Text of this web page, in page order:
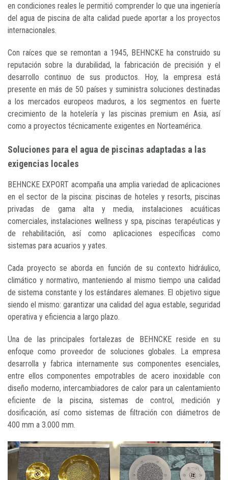
en condiciones reales le permitió comprender lo que una ingeniería
del agua de piscina de alta calidad puede aportar a los proyectos
internacionales.
Con raíces que se remontan a 1945, BEHNCKE ha construido su
reputación sobre la durabilidad, la fabricación de precisión y el
desarrollo continuo de sus productos. Hoy, la empresa está
presente en más de 50 países y suministra soluciones destinadas
a los mercados europeos maduros, a los segmentos en fuerte
crecimiento de la hotelería y las piscinas premium en Asia, así
como a proyectos técnicamente exigentes en Norteamérica.
Soluciones para el agua de piscinas adaptadas a las
exigencias locales
BEHNCKE EXPORT acompaña una amplia variedad de aplicaciones
en el sector de la piscina: piscinas de hoteles y resorts, piscinas
privadas de gama alta y media, instalaciones acuáticas
comerciales, instalaciones wellness y spa, piscinas terapéuticas y
de rehabilitación, así como aplicaciones específicas como
sistemas para acuarios y yates.
Cada proyecto se aborda en función de su contexto hidráulico,
climático y normativo, manteniendo al mismo tiempo una calidad
de sistema constante y los estándares alemanes. El objetivo sigue
siendo el mismo: garantizar una calidad del agua estable, seguridad
operativa y eficiencia a largo plazo.
Una de las principales fortalezas de BEHNCKE reside en su
enfoque como proveedor de soluciones globales. La empresa
desarrolla y fabrica internamente sus componentes esenciales,
entre ellos componentes empotrables de acero inoxidable con
diseño moderno, intercambiadores de calor para un calentamiento
eficiente de la piscina, sistemas de control, medición y
dosificación, así como sistemas de filtración con diámetros de
400 mm a 3.000 mm.